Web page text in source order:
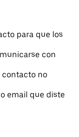
para que los
con
contacto no
email que diste